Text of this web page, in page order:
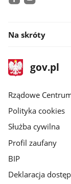
Na skróty
stopka
gov.plStrona
gov.pl
Rządowe
Polityka cookies
Służba cywilna
Profil zaufany
BIP
Deklaracja